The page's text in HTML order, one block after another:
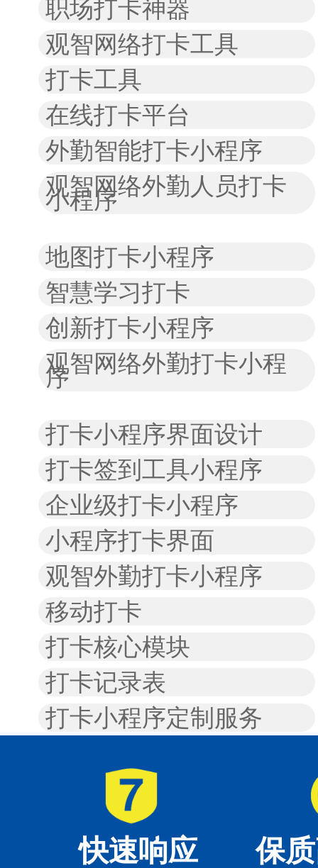
职场打卡神器
观智网络打卡工具
打卡工具
在线打卡平台
外勤智能打卡小程序
观智网络外勤人员打卡
小程序
地图打卡小程序
智慧学习打卡
创新打卡小程序
观智网络外勤打卡小程
序
打卡小程序界面设计
打卡签到工具小程序
企业级打卡小程序
小程序打卡界面
观智外勤打卡小程序
移动打卡
打卡核心模块
打卡记录表
打卡小程序定制服务
快速响应 保